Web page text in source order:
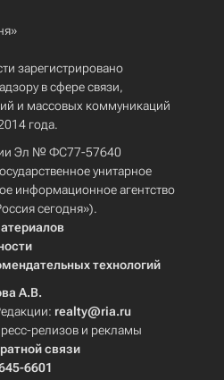
зарегистрировано
в сфере связи,
и массовых коммуникаций
года.
Эл № ФС77-57640
унитарное
информационное агентство
сегодня»).
технологий
А.В.
realty@ria.ru
релизов и рекламы
связи
6601